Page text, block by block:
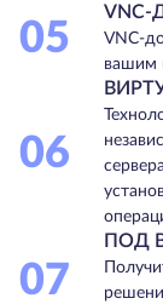
05
VNC-
VNC-
вашим
06
07
ПОД